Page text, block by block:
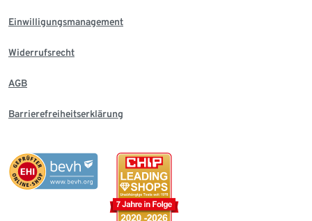
Einwilligungsmanagement
Widerrufsrecht
AGB
Barrierefreiheitserklärung